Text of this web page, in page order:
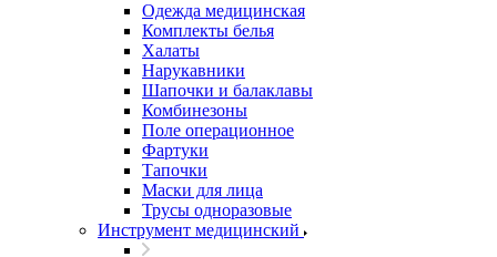
Одежда медицинская
Комплекты белья
Халаты
Нарукавники
Шапочки и балаклавы
Комбинезоны
Поле операционное
Фартуки
Тапочки
Маски для лица
Трусы одноразовые
Инструмент медицинский